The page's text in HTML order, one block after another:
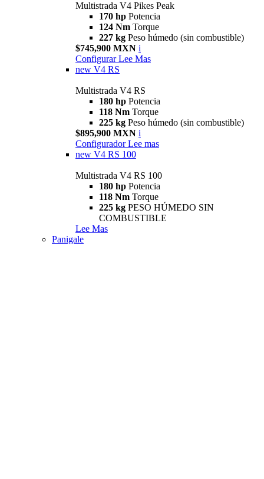
Multistrada V4 Pikes Peak
170 hp Potencia
124 Nm Torque
227 kg Peso húmedo (sin combustible)
$745,900 MXN i
Configurar Lee Mas
new V4 RS
Multistrada V4 RS
180 hp Potencia
118 Nm Torque
225 kg Peso húmedo (sin combustible)
$895,900 MXN i
Configurador Lee mas
new V4 RS 100
Multistrada V4 RS 100
180 hp Potencia
118 Nm Torque
225 kg PESO HÚMEDO SIN
COMBUSTIBLE
Lee Mas
Panigale